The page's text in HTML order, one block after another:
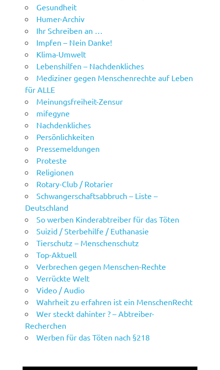
Gesundheit
Humer-Archiv
Ihr Schreiben an …
Impfen – Nein Danke!
Klima-Umwelt
Lebenshilfen – Nachdenkliches
Mediziner gegen Menschenrechte auf Leben
für ALLE
Meinungsfreiheit-Zensur
mifegyne
Nachdenkliches
Persönlichkeiten
Pressemeldungen
Proteste
Religionen
Rotary-Club / Rotarier
Schwangerschaftsabbruch – Liste –
Deutschland
So werben Kinderabtreiber für das Töten
Suizid / Sterbehilfe / Euthanasie
Tierschutz – Menschenschutz
Top-Aktuell
Verbrechen gegen Menschen-Rechte
Verrückte Welt
Video / Audio
Wahrheit zu erfahren ist ein MenschenRecht
Wer steckt dahinter ? – Abtreiber-
Recherchen
Werben für das Töten nach §218